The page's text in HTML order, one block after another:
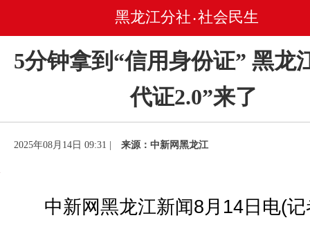
黑龙江分社 • 社会民生
5分钟拿到“信用身份证” 黑龙
代证2.0”来了
2025年08月14日 09:31 | 来源：中新网黑龙江
中新网黑龙江新闻8月14日电(记